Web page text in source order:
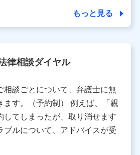
利用データの項目】
ドコモ・フィナンシャルグルー
通じて取得した、以下の情報など
アドレス、お客さまの識別子、属
サービスのご利用に関する情報。例
もっと見る
律相談ダイヤル
相談ごとについて、弁護士に無
ます。（予約制） 例えば、「親
してしまったが、取り消せます
ブルについて、アドバイスが受